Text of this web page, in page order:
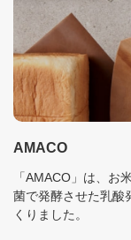
AMACO
「AMACO」は、お
菌で発酵させた乳酸
くりました。